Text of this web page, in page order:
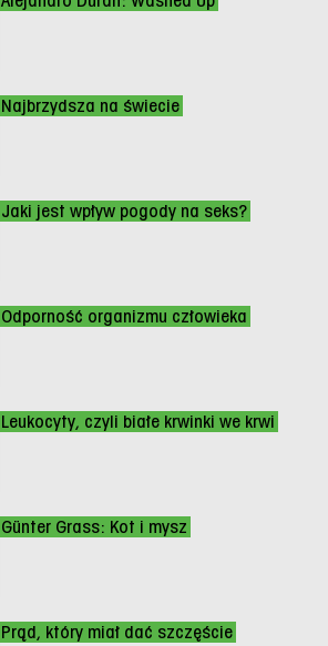
Najbrzydsza na świecie
Jaki jest wpływ pogody na seks?
Odporność organizmu człowieka
Leukocyty, czyli białe krwinki we krwi
Günter Grass: Kot i mysz
Prąd, który miał dać szczęście